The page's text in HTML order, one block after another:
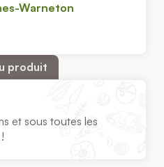
Warneton
produit
et sous toutes les